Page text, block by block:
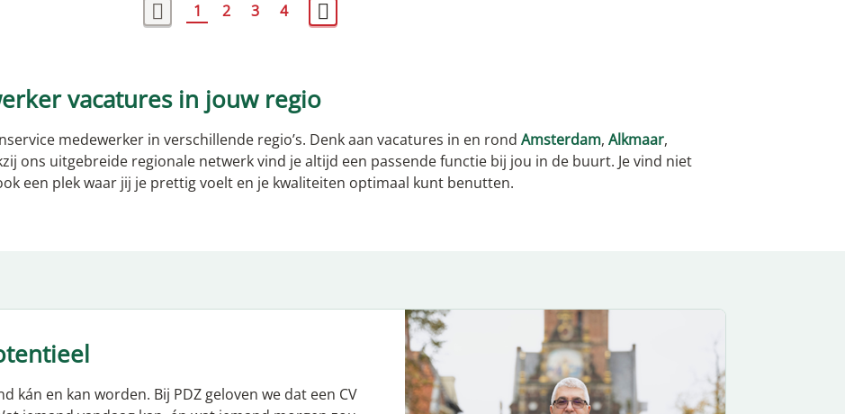
1 2 3 4
vacatures in jouw regio
medewerker in verschillende regio’s. Denk aan vacatures in en rond Amsterdam, Alkmaar,
ons uitgebreide regionale netwerk vind je altijd een passende functie bij jou in de buurt. Je vind niet
een plek waar jij je prettig voelt en je kwaliteiten optimaal kunt benutten.
kán en kan worden. Bij PDZ geloven we dat een CV